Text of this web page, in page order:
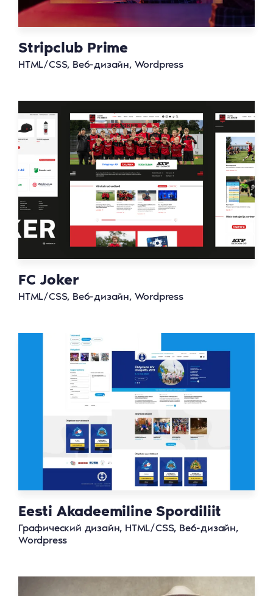
Stripclub Prime
HTML/CSS, Веб-дизайн, Wordpress
FC Joker
HTML/CSS, Веб-дизайн, Wordpress
Eesti Akadeemiline Spordiliit
Графический дизайн, HTML/CSS, Веб-дизайн,
Wordpress